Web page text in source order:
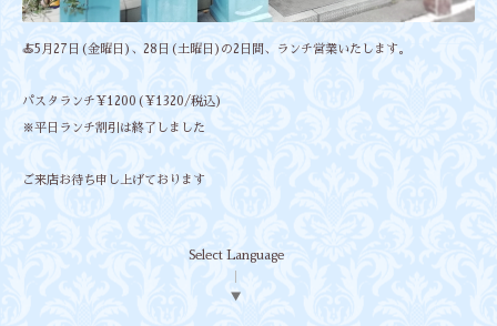
🍝5月27日(金曜日)、28日(土曜日)の2日間、ランチ営業いたします。
パスタランチ¥1200(¥1320/税込)
※平日ランチ割引は終了しました
ご来店お待ち申し上げております
Select Language
▼